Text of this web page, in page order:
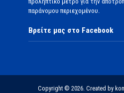
παράνομου περιεχομένου.
Βρείτε μας στο Facebook
Copyright © 2026. Created by